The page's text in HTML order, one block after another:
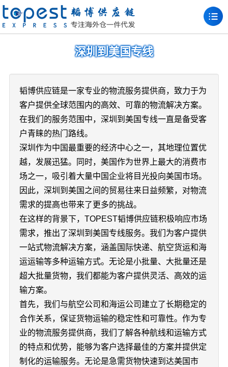
深圳到美国专线
韬博供应链是一家专业的物流服务提供商，致力于为
客户提供全球范围内的高效、可靠的物流解决方案。
在我们的服务范围中，深圳到美国专线一直是备受客
户青睐的热门路线。
深圳作为中国最重要的经济中心之一，其地理位置优
越，发展迅猛。同时，美国作为世界上最大的消费市
场之一，吸引着大量中国企业将目光投向美国市场。
因此，深圳到美国之间的贸易往来日益频繁，对物流
需求的提高也带来了更多的挑战。
在这样的背景下，TOPEST韬博供应链积极响应市场
需求，推出了深圳到美国专线服务。我们为客户提供
一站式物流解决方案，涵盖国际快递、航空货运和海
运运输等多种运输方式。无论是小批量、大批量还是
超大批量货物，我们都能为客户提供灵活、高效的运
输方案。
首先，我们与航空公司和海运公司建立了长期稳定的
合作关系，保证货物运输的稳定性和可靠性。作为专
业的物流服务提供商，我们了解各种航线和运输方式
的特点和优势，能够为客户选择最佳的方案并提供定
制化的运输服务。无论是急需货物快速到达美国市